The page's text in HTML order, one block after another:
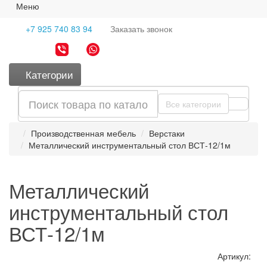
Меню
+7 925 740 83 94
Заказать звонок
Категории
Все категории
Производственная мебель
Верстаки
Металлический инструментальный стол ВСТ-12/1м
Металлический
инструментальный стол
ВСТ-12/1м
Артикул: